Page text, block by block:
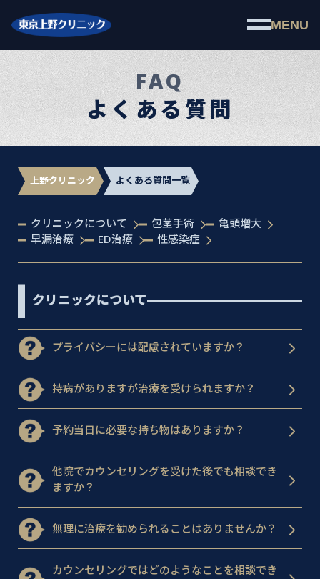
MENU
FAQ
よくある質問
上野クリニック よくある質問一覧
クリニックについて 包茎手術
亀頭増大
早漏治療
ED治療 性感染症
クリニックについて
プライバシーには配慮されていますか？
持病がありますが治療を受けられますか？
予約当日に必要な持ち物はありますか？
他院でカウンセリングを受けた後でも相談でき
ますか？
無理に治療を勧められることはありませんか？
カウンセリングではどのようなことを相談でき